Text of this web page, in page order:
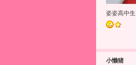
姿姿高中生
小懒猪